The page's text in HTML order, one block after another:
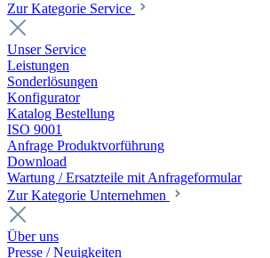
Zur Kategorie Service
Unser Service
Leistungen
Sonderlösungen
Konfigurator
Katalog Bestellung
ISO 9001
Anfrage Produktvorführung
Download
Wartung / Ersatzteile mit Anfrageformular
Zur Kategorie Unternehmen
Über uns
Presse / Neuigkeiten